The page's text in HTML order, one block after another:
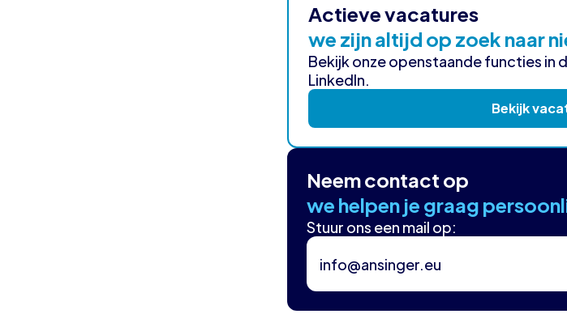
Actieve vacatures
we zijn altijd op zoek naar
Bekijk onze openstaande functies in
LinkedIn.
Bekijk
Neem contact op
we helpen je graag
Stuur ons een mail op:
info@ansinger.eu